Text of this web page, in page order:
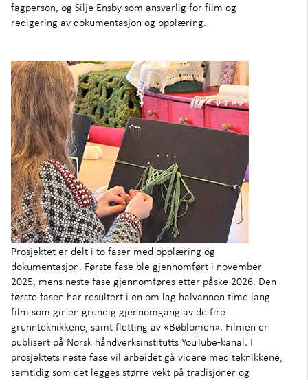
fagperson, og Silje Ensby som ansvarlig for film og
redigering av dokumentasjon og opplæring.
Prosjektet er delt i to faser med opplæring og
dokumentasjon. Første fase ble gjennomført i november
2025, mens neste fase gjennomføres etter påske 2026. Den
første fasen har resultert i en om lag halvannen time lang
film som gir en grundig gjennomgang av de fire
grunnteknikkene, samt fletting av «Bøblomen». Filmen er
publisert på Norsk håndverksinstitutts YouTube-kanal. I
prosjektets neste fase vil arbeidet gå videre med teknikkene,
samtidig som det legges større vekt på tradisjoner og